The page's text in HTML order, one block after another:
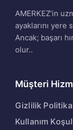
AMERKEZ’in
ayaklarını yere
Ancak; başarı
olur..
Müşteri
Gizlilik
Kullanım